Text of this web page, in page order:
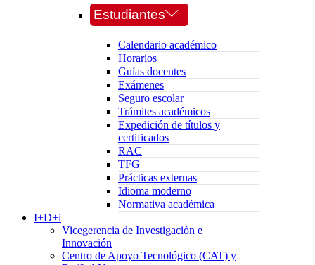
Estudiantes
Calendario académico
Horarios
Guías docentes
Exámenes
Seguro escolar
Trámites académicos
Expedición de títulos y
certificados
RAC
TFG
Prácticas externas
Idioma moderno
Normativa académica
I+D+i
Vicegerencia de Investigación e
Innovación
Centro de Apoyo Tecnológico (CAT) y